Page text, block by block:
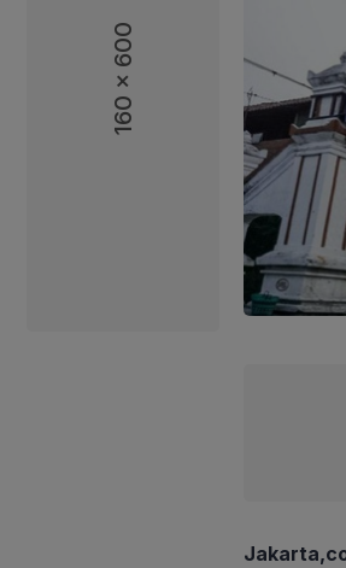
160 x 600
160 x 600